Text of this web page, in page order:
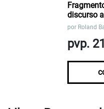
discurso
por Roland
pvp.